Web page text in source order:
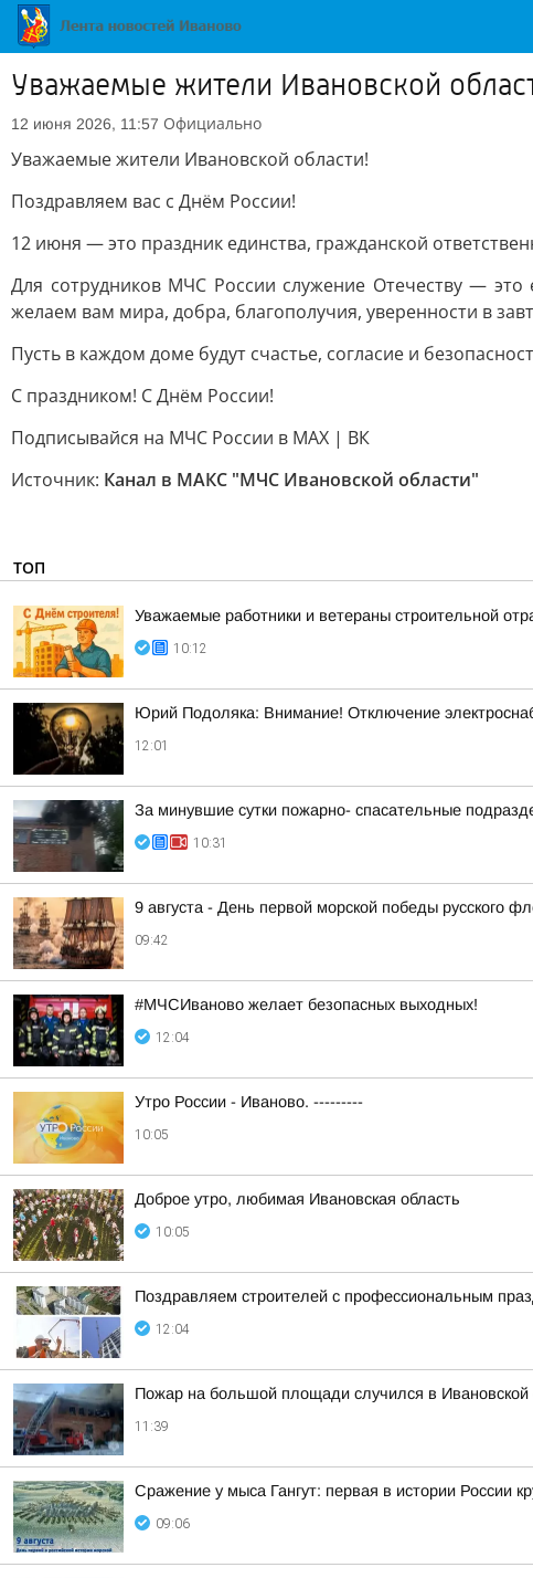
Уважаемые жители Ивановской
12 июня 2026, 11:57 Официально
Уважаемые жители Ивановской области!
Поздравляем вас с Днём России!
12 июня — это праздник единства, гражданской
Для сотрудников МЧС России служение Отечеству —
желаем вам мира, добра, благополучия, уверенности в
Пусть в каждом доме будут счастье, согласие и
С праздником! С Днём России!
Подписывайся на МЧС России в MAX | ВК
Источник: Канал в МАКС "МЧС Ивановской области"
ТОП
Уважаемые работники и ветераны строительной
10:12
Юрий Подоляка: Внимание! Отключение
12:01
За минувшие сутки пожарно- спасательные
10:31
9 августа - День первой морской победы русского
09:42
#МЧСИваново желает безопасных выходных!
12:04
Утро России - Иваново. ---------
10:05
Доброе утро, любимая Ивановская область
10:05
Поздравляем строителей с профессиональным
12:04
Пожар на большой площади случился в Ивановской
11:39
Сражение у мыса Гангут: первая в истории России
09:06